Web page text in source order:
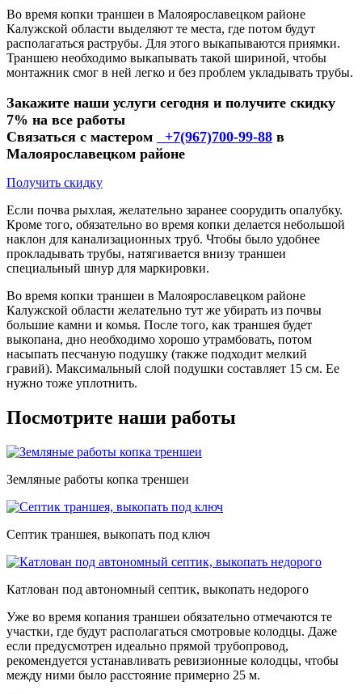
Во время копки траншеи в Малоярославецком районе
Калужской области выделяют те места, где потом будут
располагаться раструбы. Для этого выкапываются приямки.
Траншею необходимо выкапывать такой шириной, чтобы
монтажник смог в ней легко и без проблем укладывать трубы.
Закажите наши услуги сегодня и получите скидку
7% на все работы
Связаться с мастером
+7(967)700-99-88 в
Малоярославецком районе
Получить скидку
Если почва рыхлая, желательно заранее соорудить опалубку.
Кроме того, обязательно во время копки делается небольшой
наклон для канализационных труб. Чтобы было удобнее
прокладывать трубы, натягивается внизу траншеи
специальный шнур для маркировки.
Во время копки траншеи в Малоярославецком районе
Калужской области желательно тут же убирать из почвы
большие камни и комья. После того, как траншея будет
выкопана, дно необходимо хорошо утрамбовать, потом
насыпать песчаную подушку (также подходит мелкий
гравий). Максимальный слой подушки составляет 15 см. Ее
нужно тоже уплотнить.
Посмотрите наши работы
Земляные работы копка треншеи
Септик траншея, выкопать под ключ
Катлован под автономный септик, выкопать недорого
Уже во время копания траншеи обязательно отмечаются те
участки, где будут располагаться смотровые колодцы. Даже
если предусмотрен идеально прямой трубопровод,
рекомендуется устанавливать ревизионные колодцы, чтобы
между ними было расстояние примерно 25 м.